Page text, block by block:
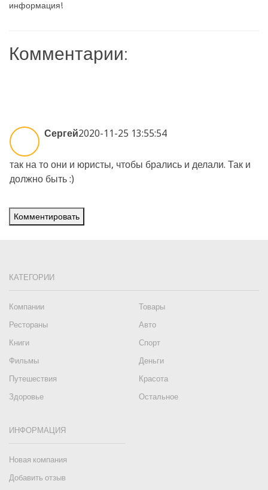
информация!
Комментарии:
Сергей2020-11-25 13:55:54
так на то они и юристы, чтобы брались и делали. Так и
должно быть :)
Комментировать
КАТЕГОРИИ
Компании
Товары
Рестораны
Авто
Книги
Спорт
Фильмы
Деньги
Путешествия
Красота
Здоровье
Остальное
ИНФОРМАЦИЯ
Новая компания
Добавить отзыв